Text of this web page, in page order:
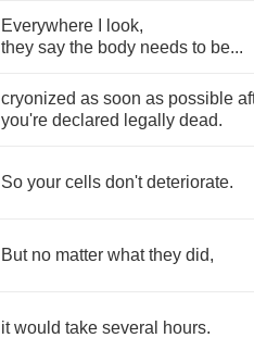
Everywhere look,
they say the body needs to be...
cryonized as soon as possible
you're declared legally dead.
So your cells don't deteriorate.
But no matter what they did,
it would take several hours.